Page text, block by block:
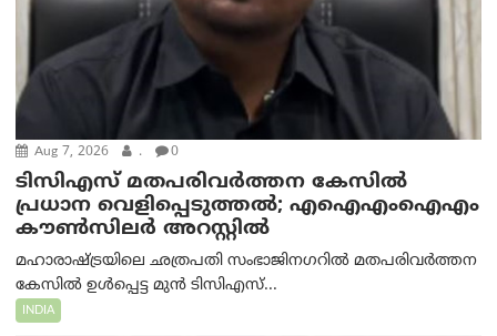
Aug 7, 2026 . 0
ടിസിഎസ് മതപരിവർത്തന കേസിൽ
പ്രധാന വെളിപ്പെടുത്തൽ; എഐഎംഐഎം
കൗൺസിലർ അറസ്റ്റിൽ
മഹാരാഷ്ട്രയിലെ ഛത്രപതി സംഭാജിനഗറിൽ മതപരിവർത്തന
കേസിൽ ഉൾപ്പെട്ട മുൻ ടിസിഎസ്...
INDIA